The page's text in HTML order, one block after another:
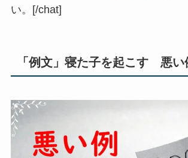
い。[/chat]
「例文」寝た子を起こす 悪い